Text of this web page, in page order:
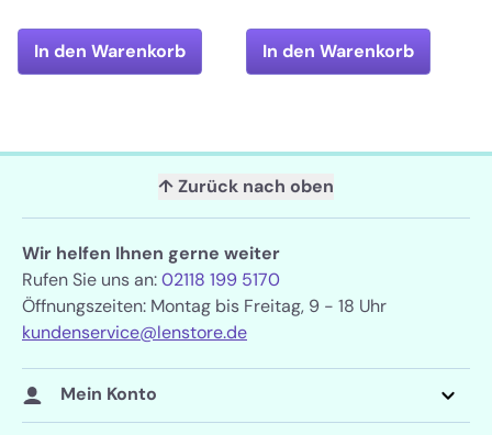
In den Warenkorb In den Warenkorb
↑ Zurück nach oben
Wir helfen Ihnen gerne weiter
Rufen Sie uns an:02118 199 5170
Öffnungszeiten: Montag bis Freitag, 9 - 18 Uhr
kundenservice@lenstore.de
Mein Konto